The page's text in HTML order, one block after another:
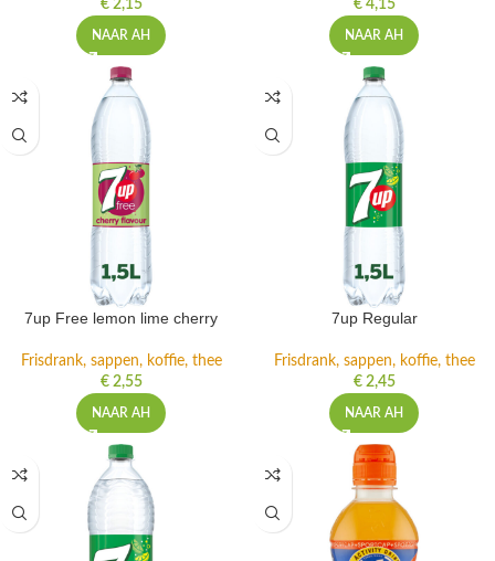
€2,15
NAAR AH
€4,15
NAAR AH
7up Free lemon lime cherry
Frisdrank, sappen, koffie, thee
€2,55
NAAR AH
7up Regular
Frisdrank, sappen, koffie, thee
€2,45
NAAR AH